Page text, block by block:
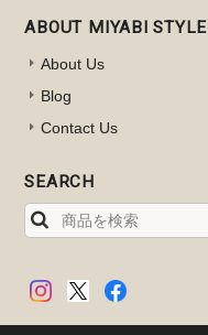
ABOUT MIYABI STYLE
About Us
Blog
Contact Us
SEARCH